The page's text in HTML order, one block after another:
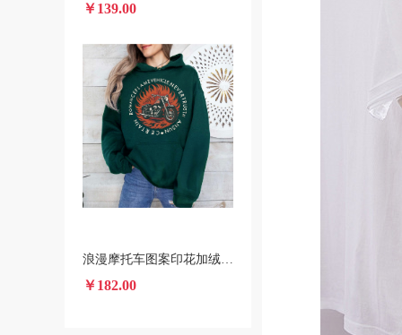
￥139.00
浪漫摩托车图案印花加绒连帽衫 跨境一件代发男女装秋冬款卫衣
￥182.00